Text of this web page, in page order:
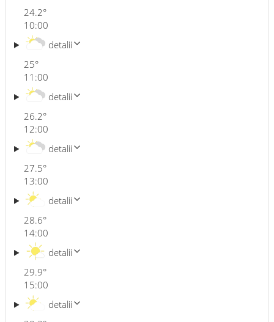
24.2°
10:00
25°
detalii
11:00
26.2°
detalii
12:00
27.5°
detalii
13:00
28.6°
detalii
14:00
29.9°
detalii
15:00
detalii